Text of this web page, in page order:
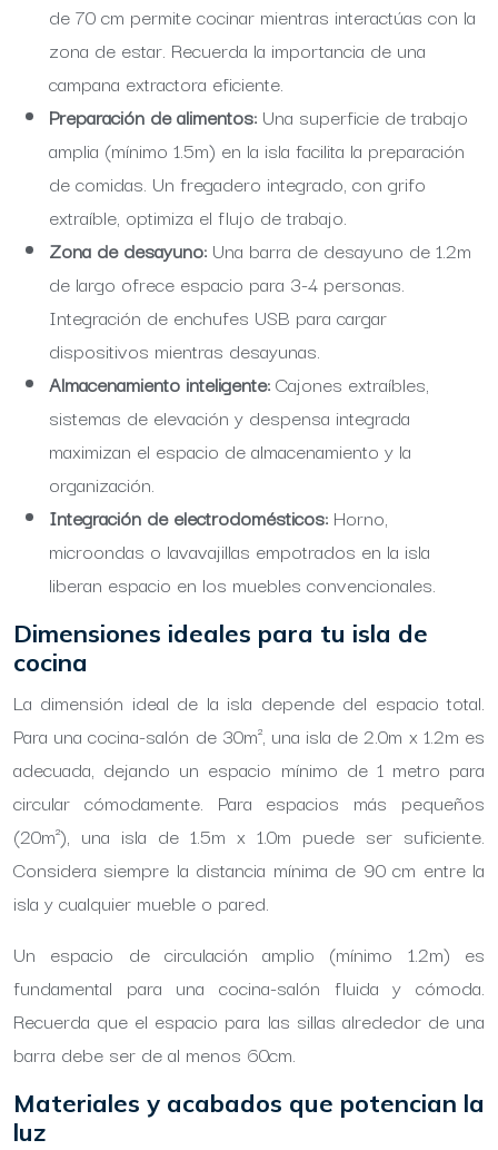
de 70 cm permite cocinar mientras interactúas con la
zona de estar. Recuerda la importancia de una
campana extractora eficiente.
Preparación de alimentos: Una superficie de trabajo
amplia (mínimo 1.5m) en la isla facilita la preparación
de comidas. Un fregadero integrado, con grifo
extraíble, optimiza el flujo de trabajo.
Zona de desayuno: Una barra de desayuno de 1.2m
de largo ofrece espacio para 3-4 personas.
Integración de enchufes USB para cargar
dispositivos mientras desayunas.
Almacenamiento inteligente:Cajones extraíbles,
sistemas de elevación y despensa integrada
maximizan el espacio de almacenamiento y la
organización.
Integración de electrodomésticos: Horno,
microondas o lavavajillas empotrados en la isla
liberan espacio en los muebles convencionales.
Dimensiones ideales para tu isla de
cocina
La dimensión ideal de la isla depende del espacio total.
Para una cocina-salón de 30m², una isla de 2.0m x 1.2m es
adecuada, dejando un espacio mínimo de 1 metro para
circular cómodamente. Para espacios más pequeños
(20m²), una isla de 1.5m x 1.0m puede ser suficiente.
Considera siempre la distancia mínima de 90 cm entre la
isla y cualquier mueble o pared.
Un espacio de circulación amplio (mínimo 1.2m) es
fundamental para una cocina-salón fluida y cómoda.
Recuerda que el espacio para las sillas alrededor de una
barra debe ser de al menos 60cm.
Materiales y acabados que potencian la
luz